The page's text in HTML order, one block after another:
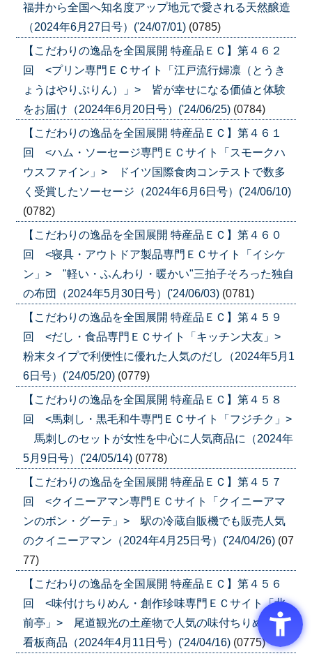
福井から全国へ知名度アップ地元で愛される天然醸造
（2024年6月27日号）('24/07/01) (0785)
【こだわりの逸品を全国展開 特産品ＥＣ】第４６２
回 <プリン専門ＥＣサイト「江戸流行婦凛（とうき
ょうはやりぷりん）」> 皆が幸せになる価値と体験
をお届け（2024年6月20日号）('24/06/25) (0784)
【こだわりの逸品を全国展開 特産品ＥＣ】第４６１
回 <ハム・ソーセージ専門ＥＣサイト「スモークハ
ウスファイン」> ドイツ国際食肉コンテストで数多
く受賞したソーセージ（2024年6月6日号）('24/06/10)
(0782)
【こだわりの逸品を全国展開 特産品ＥＣ】第４６０
回 <寝具・アウトドア製品専門ＥＣサイト「イシケ
ン」> "軽い・ふんわり・暖かい"三拍子そろった独自
の布団（2024年5月30日号）('24/06/03) (0781)
【こだわりの逸品を全国展開 特産品ＥＣ】第４５９
回 <だし・食品専門ＥＣサイト「キッチン大友」>
粉末タイプで利便性に優れた人気のだし（2024年5月1
6日号）('24/05/20) (0779)
【こだわりの逸品を全国展開 特産品ＥＣ】第４５８
回 <馬刺し・黒毛和牛専門ＥＣサイト「フジチク」>
馬刺しのセットが女性を中心に人気商品に（2024年
5月9日号）('24/05/14) (0778)
【こだわりの逸品を全国展開 特産品ＥＣ】第４５７
回 <クイニーアマン専門ＥＣサイト「クイニーアマ
ンのボン・グーテ」> 駅の冷蔵自販機でも販売人気
のクイニーアマン（2024年4月25日号）('24/04/26) (07
77)
【こだわりの逸品を全国展開 特産品ＥＣ】第４５６
回 <味付けちりめん・創作珍味専門ＥＣサイト「北
前亭」> 尾道観光の土産物で人気の味付ちりめんが
看板商品（2024年4月11日号）('24/04/16) (0775)